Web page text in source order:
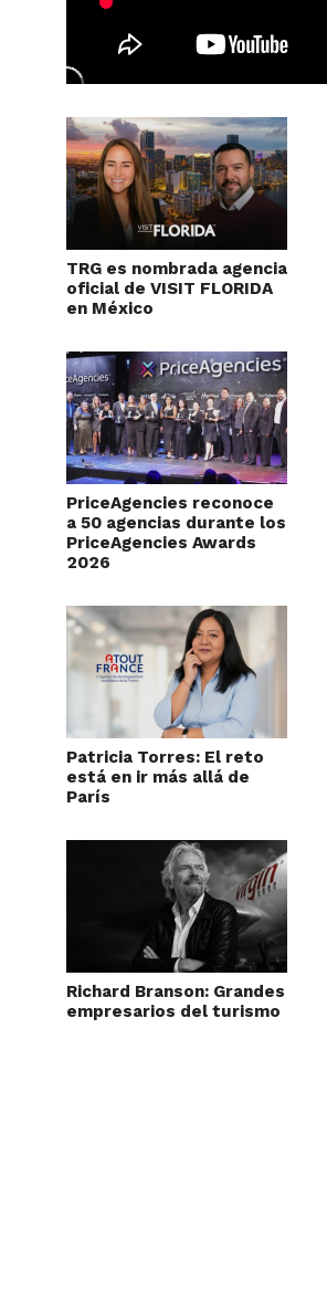
TRG es nombrada agencia
oficial de VISIT FLORIDA
en México
PriceAgencies reconoce
a 50 agencias durante los
PriceAgencies Awards
2026
Patricia Torres: El reto
está en ir más allá de
París
Richard Branson: Grandes
empresarios del turismo